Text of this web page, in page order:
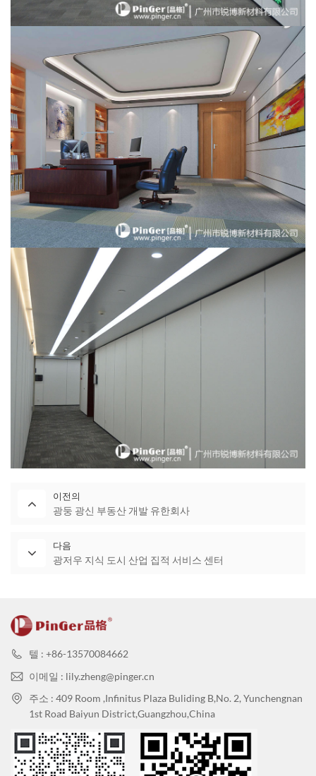
이전의
광둥 광신 부동산 개발 유한회사
다음
광저우 지식 도시 산업 집적 서비스 센터
텔 : +86-13570084662
이메일 : lily.zheng@pinger.cn
주소 : 409 Room ,Infinitus Plaza Buliding B,No. 2, Yunchengnan
1st Road Baiyun District,Guangzhou,China